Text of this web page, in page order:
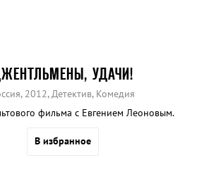
УДАЧИ!
2012, Детектив, Комедия
фильма с Евгением Леоновым.
В избранное